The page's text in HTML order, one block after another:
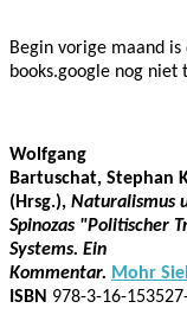
Begin vorige maand
books.google nog
Wolfgang
Bartuschat, Stephan
(Hrsg.), Naturalismus
Spinozas "Politischer
Systems. Ein
Kommentar. Mohr
ISBN 978-3-16-